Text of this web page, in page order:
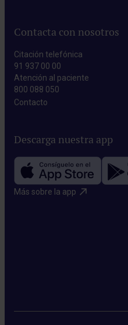
Contacta con nosotros
Citación telefónica
91 937 00 00
Atención al paciente
800 088 050
Contacto​
Descarga nuestra app
Más sobre la app​